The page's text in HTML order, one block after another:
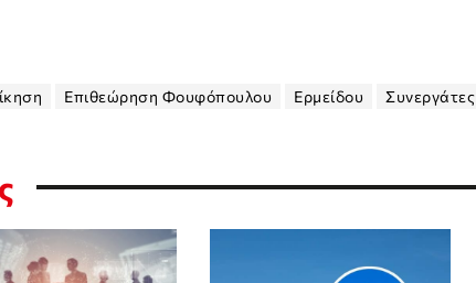
Επιθεώρηση Φουφόπουλου Ερμείδου Συνεργάτες